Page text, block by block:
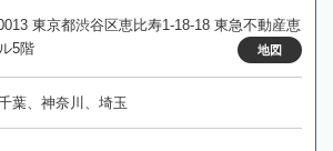
東京都渋谷区恵比寿1-18-18 東急不動産恵
5階
地図
葉、神奈川、埼玉